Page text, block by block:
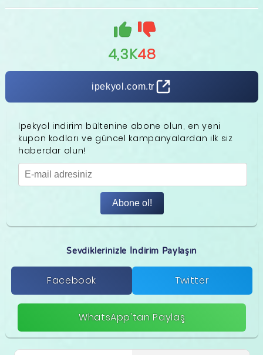
4,3K48
ipekyol.com.tr
İpekyol indirim bültenine abone olun, en yeni
kupon kodları ve güncel kampanyalardan ilk siz
haberdar olun!
Abone ol!
Sevdiklerinizle İndirim Paylaşın
Facebook Twitter
WhatsApp'tan Paylaş